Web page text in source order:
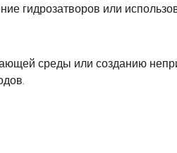
гидрозатворов или
среды или созданию